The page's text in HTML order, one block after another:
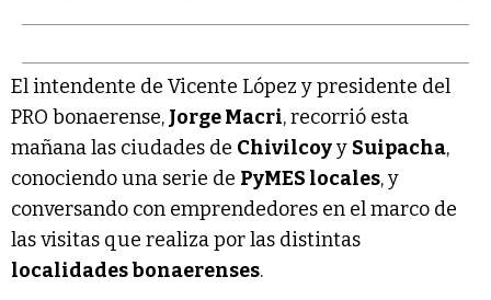
El intendente de Vicente López y presidente del
PRO bonaerense, Jorge Macri, recorrió esta
mañana las ciudades de Chivilcoyy Suipacha,
conociendo una serie de PyMES locales, y
conversando con emprendedores en el marco de
las visitas que realiza por las distintas
localidades bonaerenses.